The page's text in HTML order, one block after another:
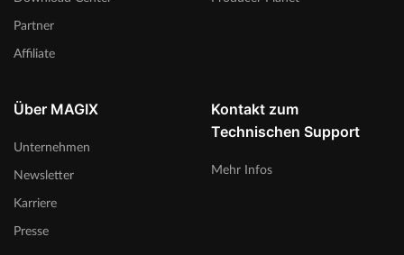
Partner
Affiliate
Über MAGIX
Unternehmen
Newsletter
Karriere
Presse
Kontakt zum
Technischen Support
Mehr Infos